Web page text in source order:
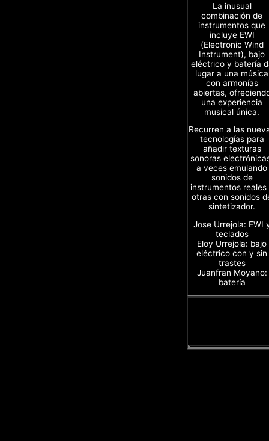
La inusual
combinación de
instrumentos que
incluye EWI
(Electronic Wind
Instrument), bajo
eléctrico y batería
lugar a una música
con armonías
abiertas,
una experiencia
musical única.
Recurren a las
tecnologías para
añadir texturas
sonoras
a veces emulando
sonidos de
instrumentos reales
otras con sonidos
sintetizador.
Jose Urrejola: EWI
teclados
Eloy Urrejola: bajo
eléctrico con y sin
trastes
Juanfran Moyano:
batería